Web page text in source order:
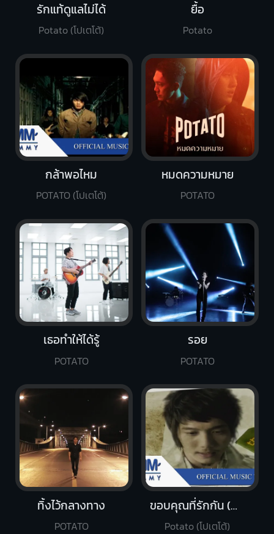
ทิ้งไว้กลางทาง
POTATO
เธอทำให้ได้รู้
POTATO
รอย
POTATO
รักแท้ดูแลไม่ได้
Potato (โปเตโต้)
ยื้อ
Potato
หมดความหมาย
POTATO
กล้าพอไหม
POTATO (โปเตโต้)
ขอบคุณที่รักกัน (Medium Version)
Potato (โปเตโต้)